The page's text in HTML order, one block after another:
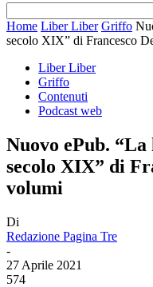
Home Liber Liber Griffo
secolo XIX” di Francesco
Liber Liber
Griffo
Contenuti
Podcast web
Nuovo ePub.
secolo XIX” di
volumi
Di
Redazione Pagina Tre
-
27 Aprile 2021
574